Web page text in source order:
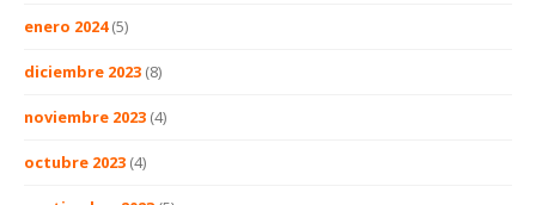
enero 2024(5)
diciembre 2023 (8)
noviembre 2023 (4)
octubre 2023 (4)